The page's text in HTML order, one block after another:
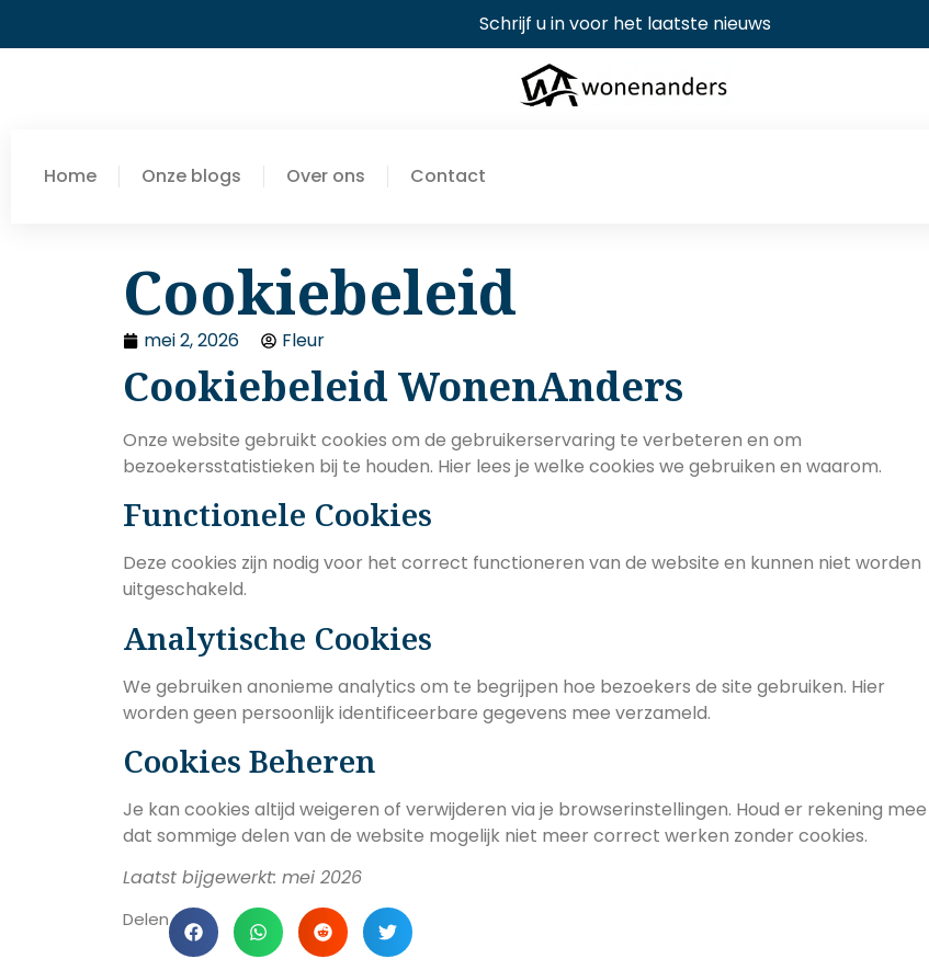
Schrijf u in voor het laatste nieuws
Home Onze blogs Over ons Contact
Cookiebeleid
mei 2, 2026 Fleur
Cookiebeleid WonenAnders
Onze website gebruikt cookies om de gebruikerservaring te verbeteren en om
bezoekersstatistieken bij te houden. Hier lees je welke cookies we gebruiken en waarom.
Functionele Cookies
Deze cookies zijn nodig voor het correct functioneren van de website en kunnen niet worden
uitgeschakeld.
Analytische Cookies
We gebruiken anonieme analytics om te begrijpen hoe bezoekers de site gebruiken. Hier
worden geen persoonlijk identificeerbare gegevens mee verzameld.
Cookies Beheren
Je kan cookies altijd weigeren of verwijderen via je browserinstellingen. Houd er rekening mee
dat sommige delen van de website mogelijk niet meer correct werken zonder cookies.
Laatst bijgewerkt: mei 2026
Delen